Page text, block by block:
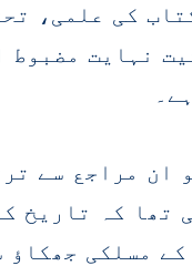
کی علمی،
نہایت مضبوط
ان مراجع سے
تھا کہ تاریخ
کے مسلکی جھکاؤ